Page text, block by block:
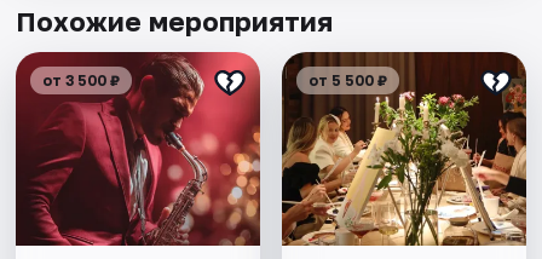
Похожие мероприятия
от 3 500 ₽ от 5 500 ₽